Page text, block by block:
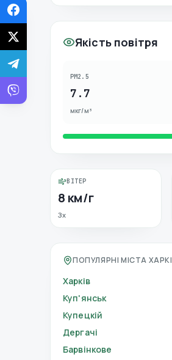
Якість повітря
PM2.5
7.7
мкг/м³
ВІТЕР
8 км/г
Зх
ПОПУЛЯРНІ МІСТА
Харків
Куп'янськ
Купецкій
Дергачі
Барвінкове